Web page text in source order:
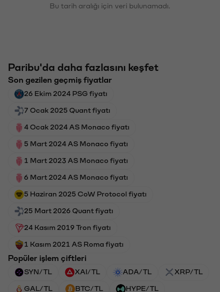
Bu tarih aralığı için veri bulunamadı.
Paribu'da daha fazlasını keşfet
Son gezilen geçmiş fiyatlar
26 Ekim 2024 PSG fiyatı
7 Ocak 2025 Quant fiyatı
4 Ocak 2024 AS Monaco fiyatı
5 Mart 2024 AS Monaco fiyatı
1 Mart 2023 AS Monaco fiyatı
6 Mart 2024 AS Monaco fiyatı
5 Haziran 2025 CoW Protocol fiyatı
25 Mart 2026 Quant fiyatı
24 Kasım 2019 Tron fiyatı
1 Kasım 2021 AS Roma fiyatı
Popüler işlem çiftleri
SYN/TL XAI/TL ADA/TL XRP/TL
GAL/TL BTC/TL HYPE/TL